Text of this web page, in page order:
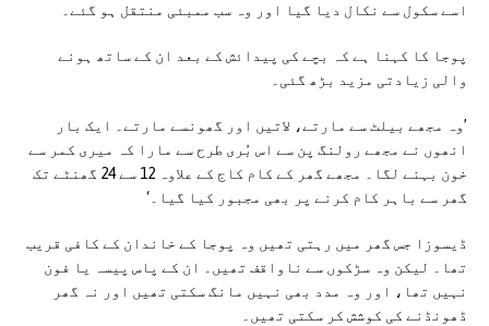
اسے سکول سے نکال دیا گیا اور وہ سب ممبئی منتقل ہو گئے۔
پوجا کا کہنا ہے کہ بچے کی پیدائش کے بعد ان کے ساتھ ہونے
والی زیادتی مزید بڑھ گئی۔
’وہ مجھے بیلٹ سے مارتے، لاتیں اور گھونسے مارتے۔ ایک بار
انھوں نے مجھے رولنگ پن سے اس بُری طرح سے مارا کہ میری کمر سے
خون بہنے لگا۔ مجھے گھر کے کام کاج کے علاوہ 12 سے 24 گھنٹے تک
گھر سے باہر کام کرنے پر بھی مجبور کیا گیا۔‘
ڈیسوزا جس گھر میں رہتی تھیں وہ پوجا کے خاندان کے کافی قریب
تھا۔ لیکن وہ سڑکوں سے ناواقف تھیں۔ ان کے پاس پیسہ یا فون
نہیں تھا، اور وہ مدد بھی نہیں مانگ سکتی تھیں اور نہ گھر
ڈھونڈنے کی کوشش کر سکتی تھیں۔